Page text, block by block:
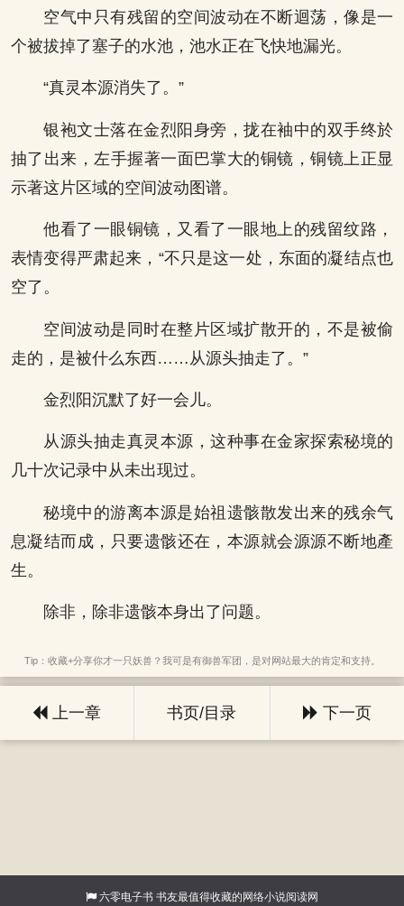
空气中只有残留的空间波动在不断迴荡，像是一
个被拔掉了塞子的水池，池水正在飞快地漏光。
“真灵本源消失了。”
银袍文士落在金烈阳身旁，拢在袖中的双手终於
抽了出来，左手握著一面巴掌大的铜镜，铜镜上正显
示著这片区域的空间波动图谱。
他看了一眼铜镜，又看了一眼地上的残留纹路，
表情变得严肃起来，“不只是这一处，东面的凝结点也
空了。
空间波动是同时在整片区域扩散开的，不是被偷
走的，是被什么东西……从源头抽走了。”
金烈阳沉默了好一会儿。
从源头抽走真灵本源，这种事在金家探索秘境的
几十次记录中从未出现过。
秘境中的游离本源是始祖遗骸散发出来的残余气
息凝结而成，只要遗骸还在，本源就会源源不断地產
生。
除非，除非遗骸本身出了问题。
Tip：收藏+分享你才一只妖兽？我可是有御兽军团，是对网站最大的肯定和支持。
上一章 书页/目录 下一页
六零电子书 书友最值得收藏的网络小说阅读网